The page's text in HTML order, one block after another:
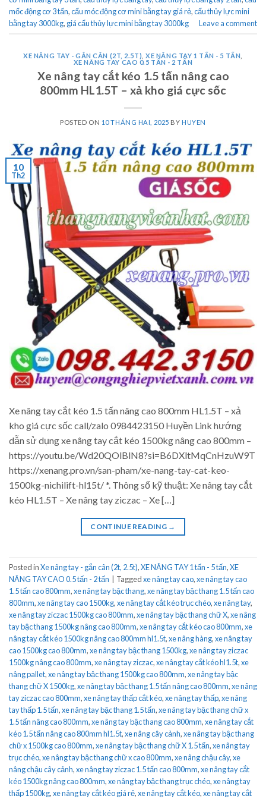
mốc động cơ 3 tấn,cẩu móc động cơ mini bằng tay giá rẻ,cẩu thủy lực mini
bằng tay 3000kg, giá cẩu thủy lực mini bằng tay 3000kg Leave a comment
XE NÂNG TAY - GẮN CÂN (2T, 2.5T) ,XE NÂNG TAY 1 TẤN - 5 TẤN
XE NÂNG TAY CAO 0.5 TẤN - 2 TẤN
Xe nâng tay cắt kéo 1.5 tấn nâng cao
800mm HL1.5T – xả kho giá cực sốc
POSTED ON 10 THÁNG HAI, 2025 BYHUYEN
10
Th2
Xe nâng tay cắt kéo 1.5 tấn nâng cao 800mm HL1.5T – xả
kho giá cực sốc call/zalo 0984423150 Huyền Link hướng
dẫn sử dụng xe nâng tay cắt kéo 1500kg nâng cao 800mm –
https://youtu.be/Wd20QOlBlN8?si=B6DXltMqCnHzuW9T
https://xenang.pro.vn/san-pham/xe-nang-tay-cat-keo-
1500kg-nichilift-hl15t/ *. Thông số kỹ thuật: Xe nâng tay cắt
kéo HL1.5T – Xe nâng tay ziczac – Xe […]
CONTINUE READING →
Posted inXe nâng tay - gắn cân (2t, 2.5t),XE NÂNG TAY 1 tấn - 5 tấn,XE
NÂNG TAY CAO 0.5 tấn - 2 tấn
Taggedxe nâng tay cao,xe nâng tay cao
1.5 tấn cao 800mm,xe nâng tay bậc thang,xe nâng tay bậc thang 1.5 tấn cao
800mm,xe nâng tay cao 1500kg,xe nâng tay cắt kéo trục chéo,xe nâng tay,
xe nâng tay ziczac 1500kg cao 800mm,xe nâng tay bậc thang chữ X,xe nâng
tay bậc thang 1500kg nâng cao 800mm,xe nâng tay cắt kéo cao 800mm,xe
nâng tay cắt kéo 1500kg nâng cao 800mm hl1.5t,xe nâng hàng,xe nâng tay
cao 1500kg cao 800mm,xe nâng tay bậc thang 1500kg,xe nâng tay ziczac
1500kg nâng cao 800mm,xe nâng tay ziczac,xe nâng tay cắt kéo hl1.5t,xe
nâng pallet,xe nâng tay bậc thang 1500kg cao 800mm,xe nâng tay bậc
thang chữ X 1500kg,xe nâng tay bậc thang 1.5 tấn nâng cao 800mm,xe nâng
tay ziczac cao 800mm,xe nâng tay thấp cắt kéo,xe nâng tay thấp,xe nâng
tay thấp 1.5 tấn,xe nâng tay bậc thang 1.5 tấn,xe nâng tay bậc thang chữ x
1.5 tấn nâng cao 800mm,xe nâng tay bậc thang cao 800mm,xe nâng tay cắt
kéo 1.5 tấn nâng cao 800mm hl1.5t,xe nâng cây cảnh,xe nâng tay bậc thang
chữ x 1500kg cao 800mm,xe nâng tay bậc thang chữ X 1.5 tấn,xe nâng tay
trục chéo,xe nâng tay bậc thang chữ x cao 800mm,xe nâng chậu cây,xe
nâng chậu cây cảnh,xe nâng tay ziczac 1.5 tấn cao 800mm,xe nâng tay cắt
kéo 1500kg nâng cao 800mm,xe nâng tay bậc thang trục chéo,xe nâng tay
thấp 1500kg,xe nâng tay cắt kéo giá rẻ,xe nâng tay cắt kéo,xe nâng tay cắt